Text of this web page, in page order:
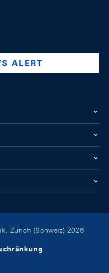
company/swiss-national-
@swissnationalbank
ALERT
Zürich (Schweiz) 2026